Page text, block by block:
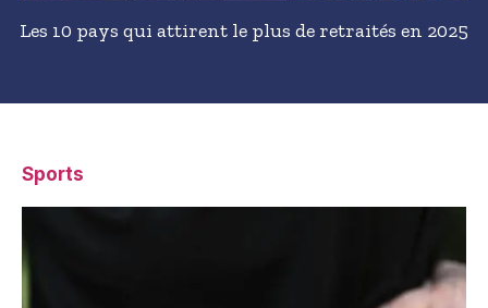
Les 10 pays qui attirent le plus de retraités en 2025
Sports